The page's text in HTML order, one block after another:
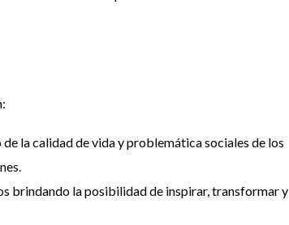
la calidad de vida y problemática sociales de los
brindando la posibilidad de inspirar, transformar y